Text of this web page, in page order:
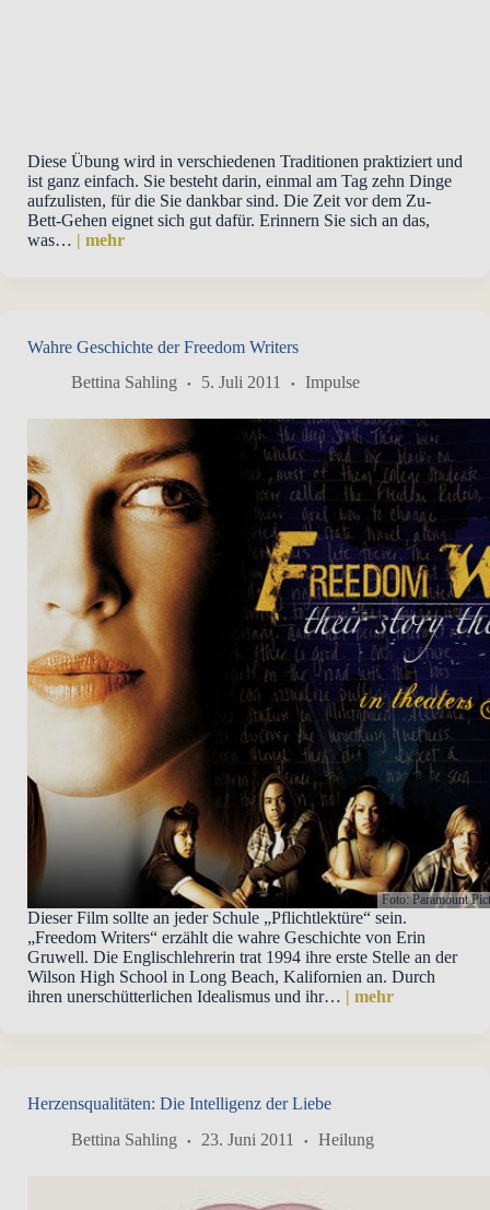
Diese Übung wird in verschiedenen Traditionen praktiziert und
ist ganz einfach. Sie besteht darin, einmal am Tag zehn Dinge
aufzulisten, für die Sie dankbar sind. Die Zeit vor dem Zu-
Bett-Gehen eignet sich gut dafür. Erinnern Sie sich an das,
was… | mehr
Wahre Geschichte der Freedom Writers
Bettina Sahling
5. Juli 2011 Impulse
Foto: Paramount
Dieser Film sollte an jeder Schule „Pflichtlektüre“ sein.
„Freedom Writers“ erzählt die wahre Geschichte von Erin
Gruwell. Die Englischlehrerin trat 1994 ihre erste Stelle an der
Wilson High School in Long Beach, Kalifornien an. Durch
ihren unerschütterlichen Idealismus und ihr…
| mehr
Herzensqualitäten: Die Intelligenz der Liebe
Bettina Sahling
23. Juni 2011 Heilung